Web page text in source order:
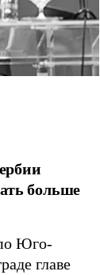
больше
Юго-
главе